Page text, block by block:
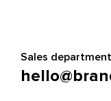
Sales department